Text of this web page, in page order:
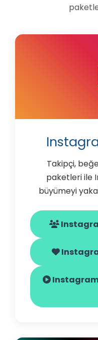
Takipçi,
paketleri ile
büyümeyi
Instagram